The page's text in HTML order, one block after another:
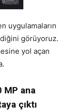
uygulamaların
görüyoruz.
yol açan
MP ana
çıktı